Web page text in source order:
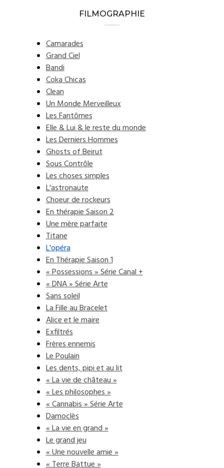
FILMOGRAPHIE
Camarades
Grand Ciel
Bandi
Coka Chicas
Clean
Un Monde Merveilleux
Les Fantômes
Elle & Lui & le reste du monde
Les Derniers Hommes
Ghosts of Beirut
Sous Contrôle
Les choses simples
L'astronaute
Choeur de rockeurs
En thérapie Saison 2
Une mère parfaite
Titane
L'opéra
En Thérapie Saison 1
« Possessions » Série Canal +
« DNA » Série Arte
Sans soleil
La Fille au Bracelet
Alice et le maire
Exfiltrés
Frères ennemis
Le Poulain
Les dents, pipi et au lit
« La vie de château »
« Les philosophes »
« Cannabis » Série Arte
Damoclès
« La vie en grand »
Le grand jeu
« Une nouvelle amie »
« Terre Battue »